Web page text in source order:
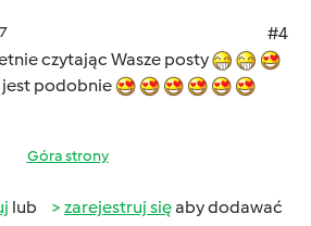
#4
czytając Wasze posty
jest podobnie
Góra strony
lub zarejestruj sięaby dodawać